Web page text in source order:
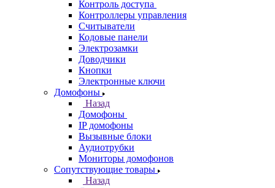
Контроль доступа
Контроллеры управления
Считыватели
Кодовые панели
Электрозамки
Доводчики
Кнопки
Электронные ключи
Домофоны
Назад
Домофоны
IP домофоны
Вызывные блоки
Аудиотрубки
Мониторы домофонов
Сопутствующие товары
Назад